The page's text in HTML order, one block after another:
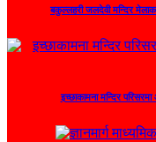
बकुल्लहरी जलदेवी मन्दिर
इच्छाकामना मन्दिर